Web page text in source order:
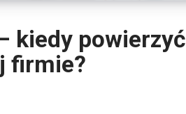
kiedy powierzyć
firmie?